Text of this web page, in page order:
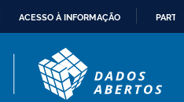
CONTEÚDO
ACESSO À INFORMAÇÃO